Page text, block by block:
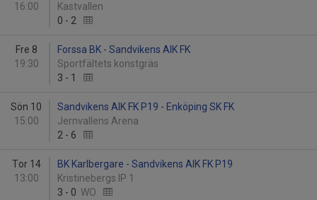
16:00
Kastvallen
0 - 2
Fre 8
19:30
Forssa BK - Sandvikens AIK FK
Sportfältets konstgräs
3 - 1
Sön 10
15:00
Sandvikens AIK FK P19 - Enköping SK FK
Jernvallens Arena
2 - 6
Tor 14
13:00
BK Karlbergare - Sandvikens AIK FK P19
Kristinebergs IP 1
3 - 0 WO